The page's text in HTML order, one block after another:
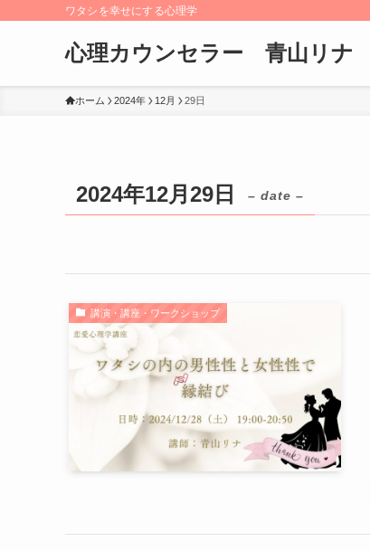
ワタシを幸せにする心理学
心理カウンセラー 青山リナ
ホーム 2024年 12月 29日
2024年12月29日 – date –
講演・講座・ワークショップ